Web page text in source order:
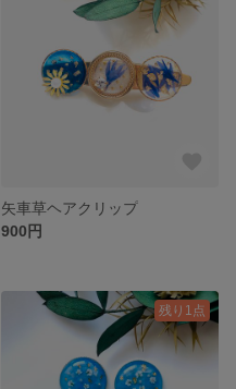
矢車草ヘアクリップ
900円
残り1点